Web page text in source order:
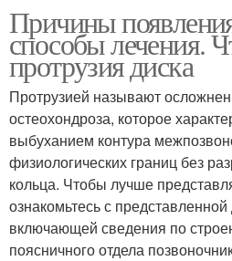
Причины
способы лечения.
протрузия диска
Протрузией называют
остеохондроза, которое
выбуханием контура
физиологических границ без
кольца. Чтобы лучше
ознакомьтесь с
включающей сведения по
поясничного отдела